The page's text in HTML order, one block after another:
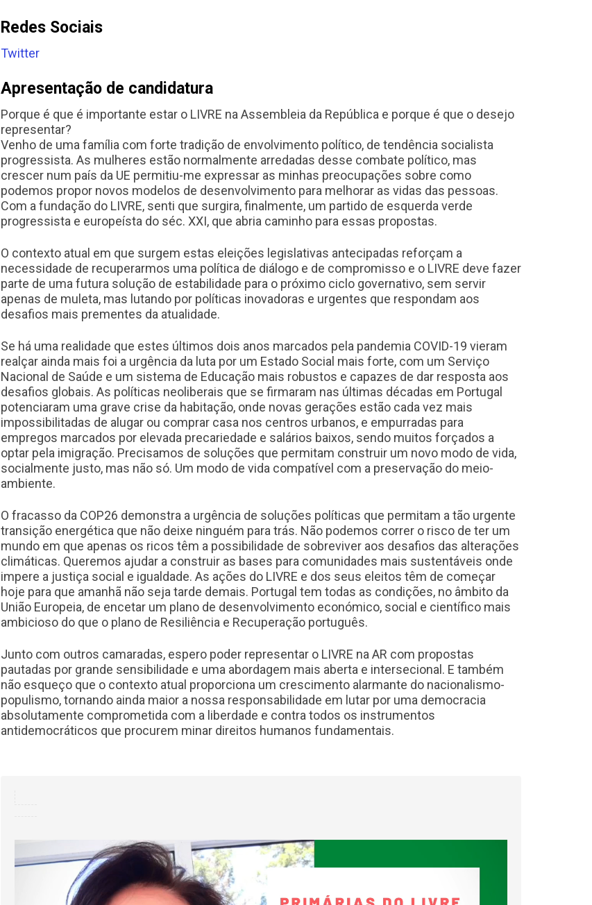
Redes Sociais
Twitter
Apresentação de candidatura
Porque é que é importante estar o LIVRE na Assembleia da República e porque é que o desejo
representar?
Venho de uma família com forte tradição de envolvimento político, de tendência socialista
progressista. As mulheres estão normalmente arredadas desse combate político, mas
crescer num país da UE permitiu-me expressar as minhas preocupações sobre como
podemos propor novos modelos de desenvolvimento para melhorar as vidas das pessoas.
Com a fundação do LIVRE, senti que surgira, finalmente, um partido de esquerda verde
progressista e europeísta do séc. XXI, que abria caminho para essas propostas.
O contexto atual em que surgem estas eleições legislativas antecipadas reforçam a
necessidade de recuperarmos uma política de diálogo e de compromisso e o LIVRE deve fazer
parte de uma futura solução de estabilidade para o próximo ciclo governativo, sem servir
apenas de muleta, mas lutando por políticas inovadoras e urgentes que respondam aos
desafios mais prementes da atualidade.
Se há uma realidade que estes últimos dois anos marcados pela pandemia COVID-19 vieram
realçar ainda mais foi a urgência da luta por um Estado Social mais forte, com um Serviço
Nacional de Saúde e um sistema de Educação mais robustos e capazes de dar resposta aos
desafios globais. As políticas neoliberais que se firmaram nas últimas décadas em Portugal
potenciaram uma grave crise da habitação, onde novas gerações estão cada vez mais
impossibilitadas de alugar ou comprar casa nos centros urbanos, e empurradas para
empregos marcados por elevada precariedade e salários baixos, sendo muitos forçados a
optar pela imigração. Precisamos de soluções que permitam construir um novo modo de vida,
socialmente justo, mas não só. Um modo de vida compatível com a preservação do meio-
ambiente.
O fracasso da COP26 demonstra a urgência de soluções políticas que permitam a tão urgente
transição energética que não deixe ninguém para trás. Não podemos correr o risco de ter um
mundo em que apenas os ricos têm a possibilidade de sobreviver aos desafios das alterações
climáticas. Queremos ajudar a construir as bases para comunidades mais sustentáveis onde
impere a justiça social e igualdade. As ações do LIVRE e dos seus eleitos têm de começar
hoje para que amanhã não seja tarde demais. Portugal tem todas as condições, no âmbito da
União Europeia, de encetar um plano de desenvolvimento económico, social e científico mais
ambicioso do que o plano de Resiliência e Recuperação português.
Junto com outros camaradas, espero poder representar o LIVRE na AR com propostas
pautadas por grande sensibilidade e uma abordagem mais aberta e intersecional. E também
não esqueço que o contexto atual proporciona um crescimento alarmante do nacionalismo-
populismo, tornando ainda maior a nossa responsabilidade em lutar por uma democracia
absolutamente comprometida com a liberdade e contra todos os instrumentos
antidemocráticos que procurem minar direitos humanos fundamentais.